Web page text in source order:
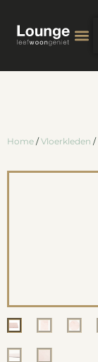
Home /Vloerkleden /